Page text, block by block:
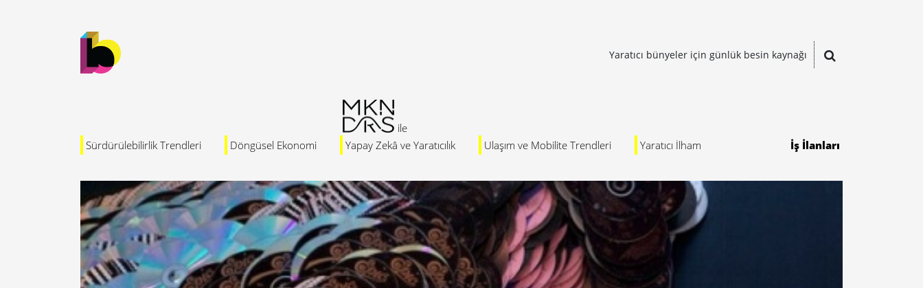
Yaratıcı bünyeler için günlük besin kaynağı
Sürdürülebilirlik Trendleri Döngüsel Ekonomi Yapay Zekâ ve Yaratıcılık Ulaşım ve Mobilite Trendleri Yaratıcı İlham İş İlanları